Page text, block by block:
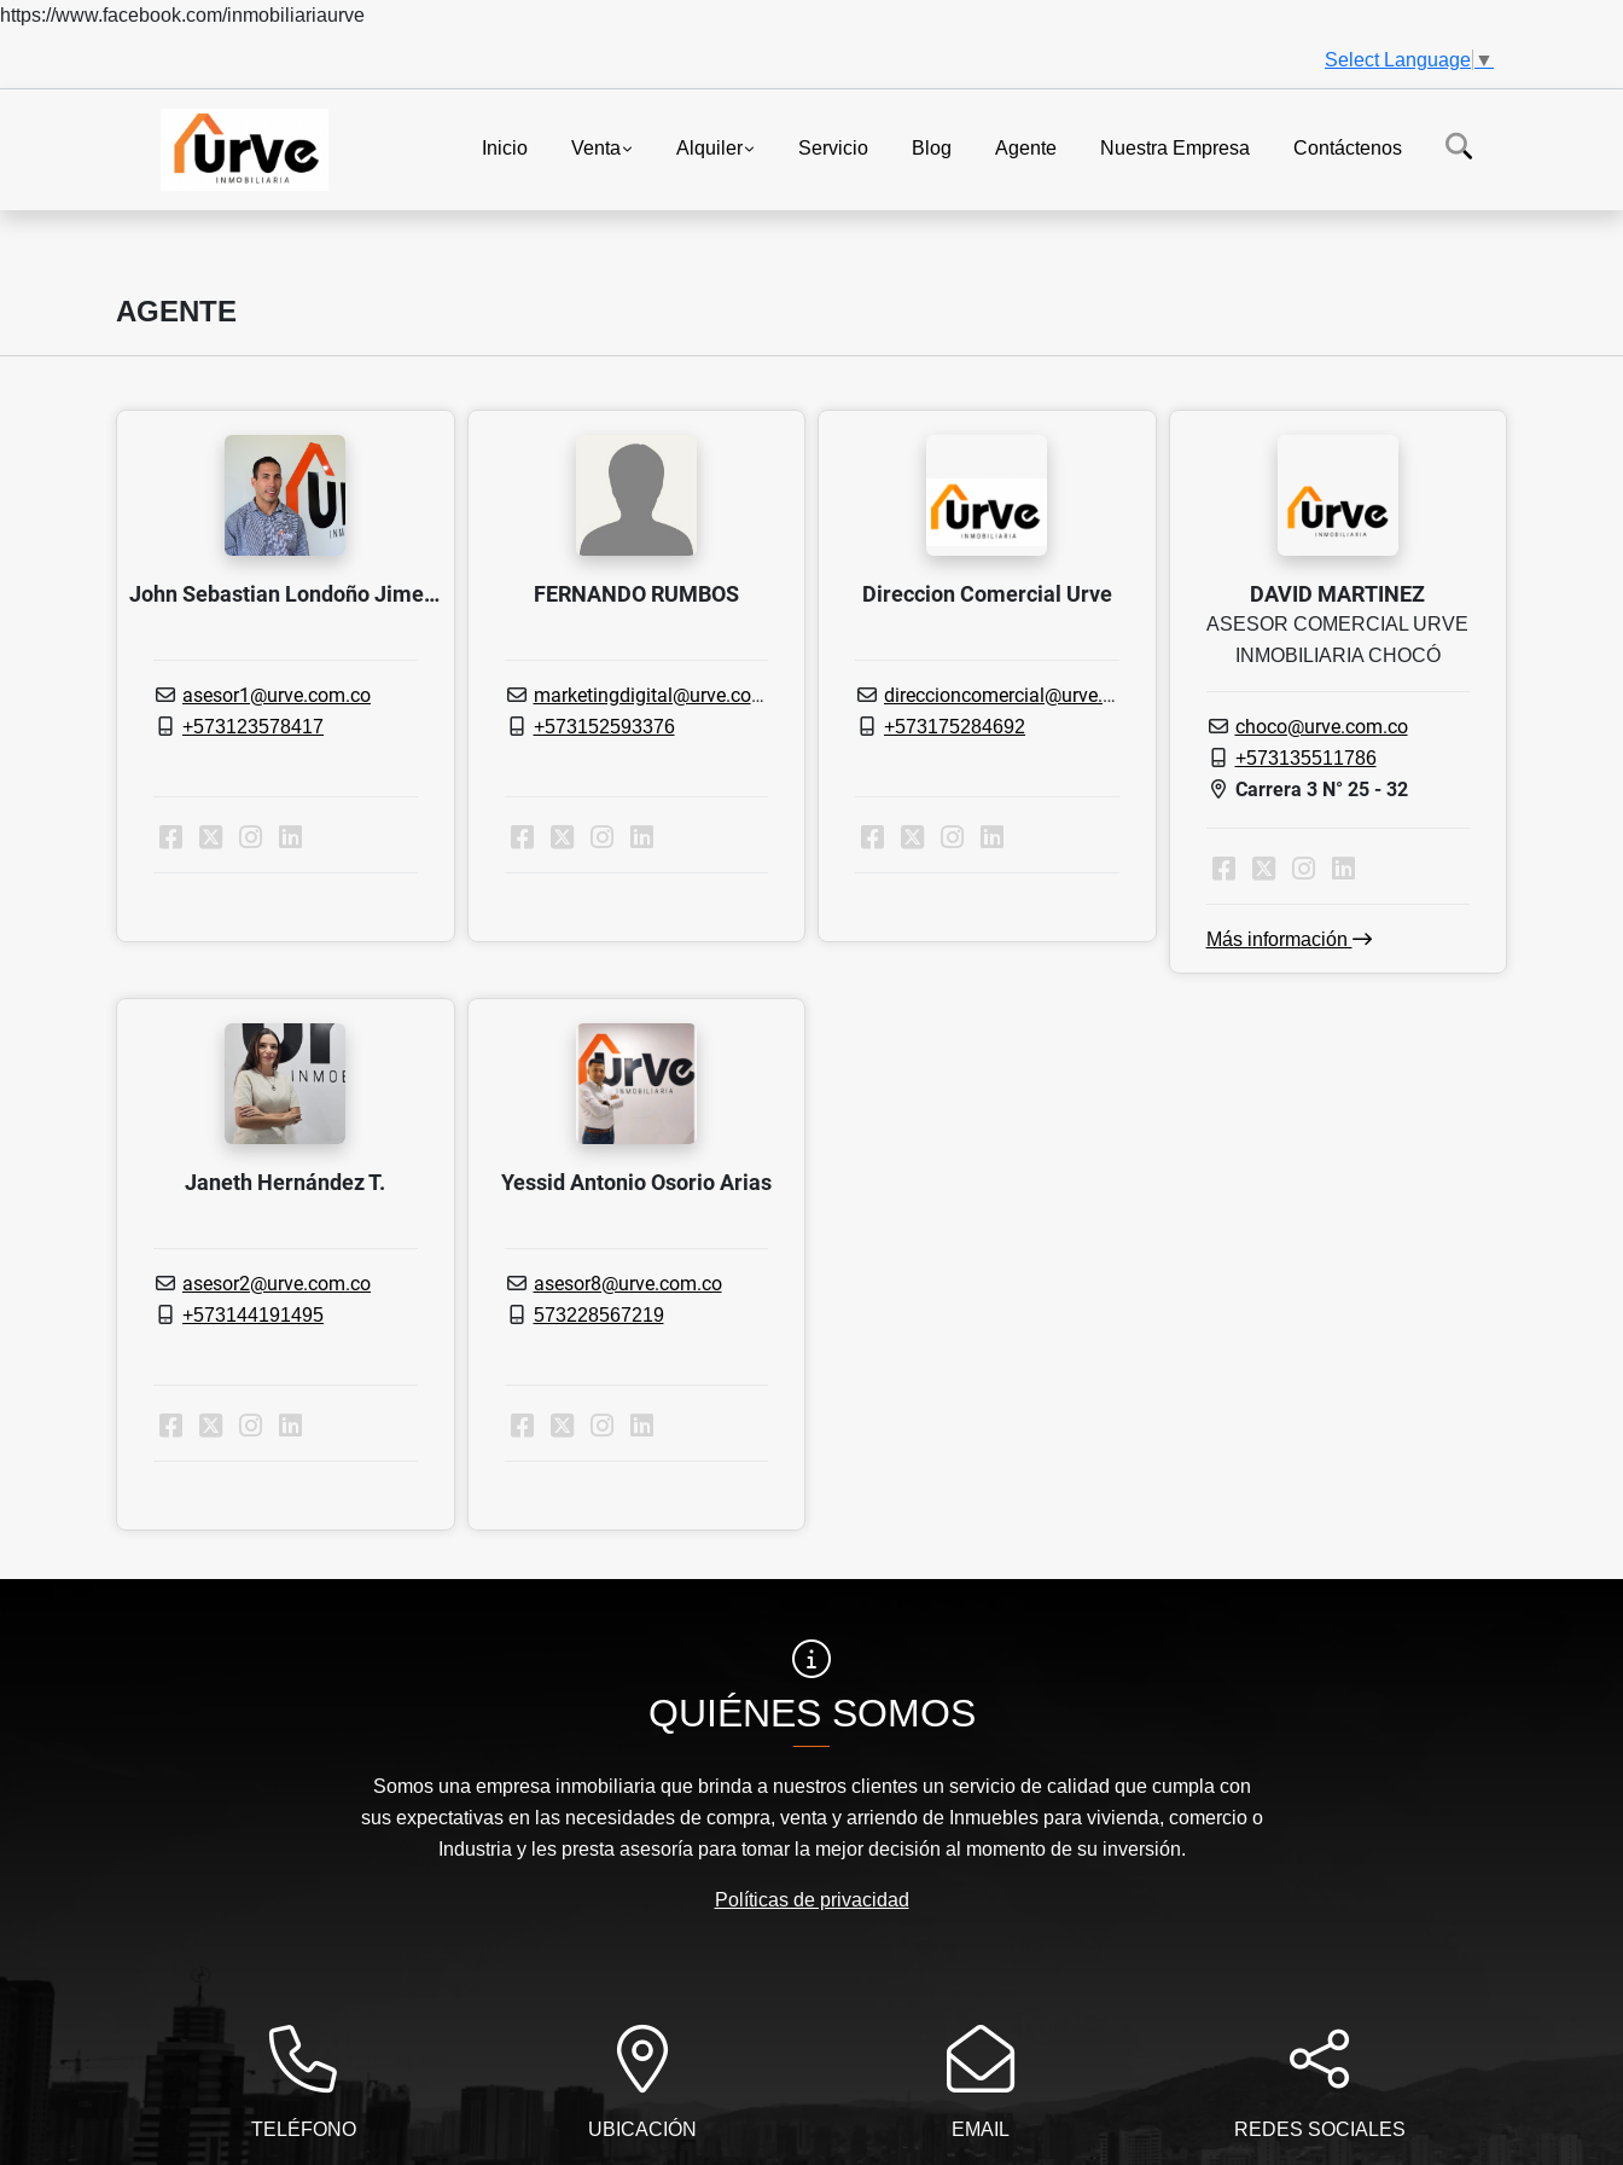
https://www.facebook.com/inmobiliariaurve
Select Language ▼
Inicio Venta Alquiler Servicio Blog Agente Nuestra Empresa Contáctenos
AGENTE
John Sebastian Londoño Jimenez
asesor1@urve.com.co
+573123578417
FERNANDO RUMBOS
marketingdigital@urve.com.co
+573152593376
Direccion Comercial Urve
direccioncomercial@urve.com.co
+573175284692
DAVID MARTINEZ
ASESOR COMERCIAL URVE
INMOBILIARIA CHOCÓ
choco@urve.com.co
+573135511786
Carrera 3 N° 25 - 32
Más información
Janeth Hernández T.
asesor2@urve.com.co
+573144191495
Yessid Antonio Osorio Arias
asesor8@urve.com.co
573228567219
QUIÉNES SOMOS
Somos una empresa inmobiliaria que brinda a nuestros clientes un servicio de calidad que cumpla con
sus expectativas en las necesidades de compra, venta y arriendo de Inmuebles para vivienda, comercio o
Industria y les presta asesoría para tomar la mejor decisión al momento de su inversión.
Políticas de privacidad
TELÉFONO UBICACIÓN EMAIL REDES SOCIALES